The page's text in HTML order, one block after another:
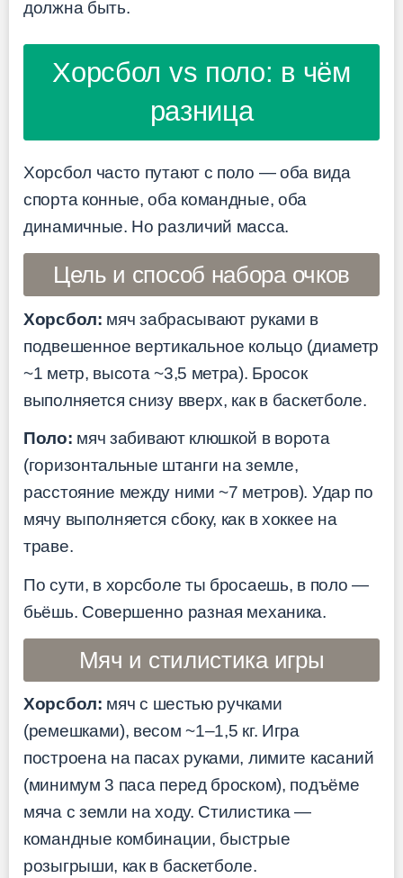
должна быть.
Хорсбол vs поло: в чём
разница
Хорсбол часто путают с поло — оба вида
спорта конные, оба командные, оба
динамичные. Но различий масса.
Цель и способ набора очков
Хорсбол: мяч забрасывают руками в
подвешенное вертикальное кольцо (диаметр
~1 метр, высота ~3,5 метра). Бросок
выполняется снизу вверх, как в баскетболе.
Поло: мяч забивают клюшкой в ворота
(горизонтальные штанги на земле,
расстояние между ними ~7 метров). Удар по
мячу выполняется сбоку, как в хоккее на
траве.
По сути, в хорсболе ты бросаешь, в поло —
бьёшь. Совершенно разная механика.
Мяч и стилистика игры
Хорсбол: мяч с шестью ручками
(ремешками), весом ~1–1,5 кг. Игра
построена на пасах руками, лимите касаний
(минимум 3 паса перед броском), подъёме
мяча с земли на ходу. Стилистика —
командные комбинации, быстрые
розыгрыши, как в баскетболе.